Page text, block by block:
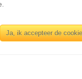
Ja, ik accepteer de